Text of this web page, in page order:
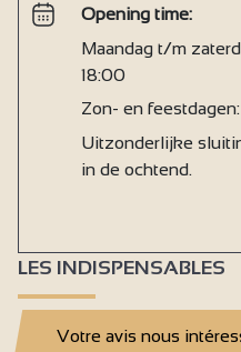
Opening time:
Maandag t/m
18:00
Zon- en
Uitzonderlijke
in de ochtend.
LES INDISPENSABLES
Votre avis nous